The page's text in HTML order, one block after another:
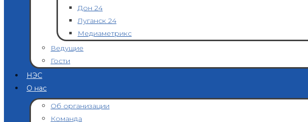
Дон 24
Луганск 24
Медиаметрикс
Ведущие
Гости
НЭС
О нас
Об организации
Команда